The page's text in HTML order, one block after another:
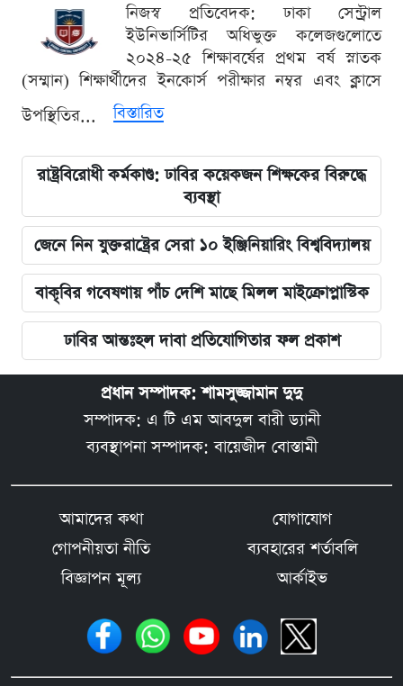
নিজস্ব প্রতিবেদক: ঢাকা সেন্ট্রাল
ইউনিভার্সিটির অধিভুক্ত কলেজগুলোতে
২০২৪-২৫ শিক্ষাবর্ষের প্রথম বর্ষ স্নাতক
(সম্মান) শিক্ষার্থীদের ইনকোর্স পরীক্ষার নম্বর এবং ক্লাসে
উপস্থিতির...
বিস্তারিত
রাষ্ট্রবিরোধী কর্মকাণ্ড: ঢাবির কয়েকজন শিক্ষকের বিরুদ্ধে
ব্যবস্থা
জেনে নিন যুক্তরাষ্ট্রের সেরা ১০ ইঞ্জিনিয়ারিং বিশ্ববিদ্যালয়
বাকৃবির গবেষণায় পাঁচ দেশি মাছে মিলল মাইক্রোপ্লাস্টিক
ঢাবির আন্তঃহল দাবা প্রতিযোগিতার ফল প্রকাশ
প্রধান সম্পাদক: শামসুজ্জামান দুদু
সম্পাদক: এ টি এম আবদুল বারী ড্যানী
ব্যবস্থাপনা সম্পাদক: বায়েজীদ বোস্তামী
আমাদের কথা
যোগাযোগ
গোপনীয়তা নীতি
ব্যবহারের শর্তাবলি
বিজ্ঞাপন মূল্য
আর্কাইভ